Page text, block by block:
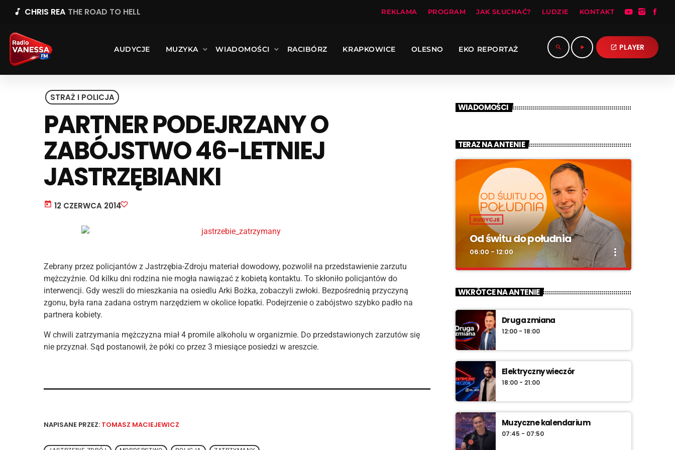
music_note CHRIS REA THE ROAD TO HELL REKLAMA PROGRAM JAK SŁUCHAĆ? LUDZIE KONTAKT
AUDYCJE MUZYKA WIADOMOŚCI RACIBÓRZ KRAPKOWICE OLESNO EKO REPORTAŻ search play_arrow open_in_new PLAYER
STRAŻ I POLICJA
PARTNER PODEJRZANY O
ZABÓJSTWO 46-LETNIEJ
JASTRZĘBIANKI
today 12 CZERWCA 2014
Zebrany przez policjantów z Jastrzębia-Zdroju materiał dowodowy, pozwolił na przedstawienie zarzutu
mężczyźnie. Od kilku dni rodzina nie mogła nawiązać z kobietą kontaktu. To skłoniło policjantów do
interwencji. Gdy weszli do mieszkania na osiedlu Arki Bożka, zobaczyli zwłoki. Bezpośrednią przyczyną
zgonu, była rana zadana ostrym narzędziem w okolice łopatki. Podejrzenie o zabójstwo szybko padło na
partnera kobiety.
W chwili zatrzymania mężczyzna miał 4 promile alkoholu w organizmie. Do przedstawionych zarzutów się
nie przyznał. Sąd postanowił, że póki co przez 3 miesiące posiedzi w areszcie.
NAPISANE PRZEZ: TOMASZ MACIEJEWICZ
WIADOMOŚCI
TERAZ NA ANTENIE
AUDYCJE
Od świtu do południa
06:00 - 12:00 more_vert
Od świtu do południa
„Od świtu do południa” – poranny program
Radia Vanessa od poniedziałku do soboty w
godz. 6:00–12:00. Jakub Koniński serwuje
wydarzeń i najlepszą muzykę, która
towarzyszy od pierwszych chwil dnia aż do
południa.
WKRÓTCE NA ANTENIE
Druga zmiana
12:00 - 18:00
Elektryczny wieczór
18:00 - 21:00
Muzyczne kalendarium
07:45 - 07:50